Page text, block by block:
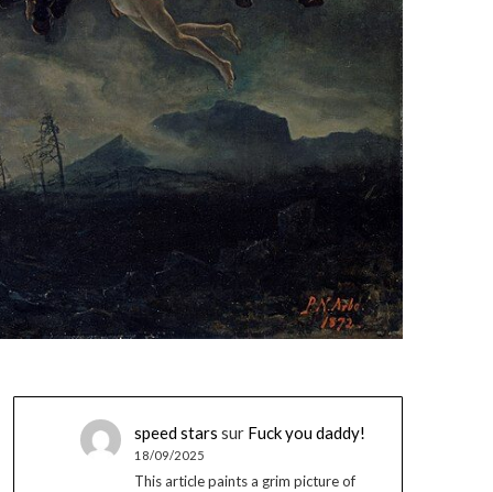
speed stars sur Fuck you daddy!
18/09/2025
This article paints a grim picture of